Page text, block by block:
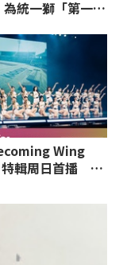
統一獅「第一次
Wing
輯周日首播 女
露分享心路歷程